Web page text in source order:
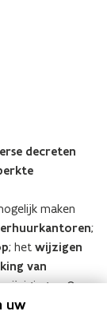
decreten
maken
;
; het wijzigen
van
Over
advies
voor de
uw